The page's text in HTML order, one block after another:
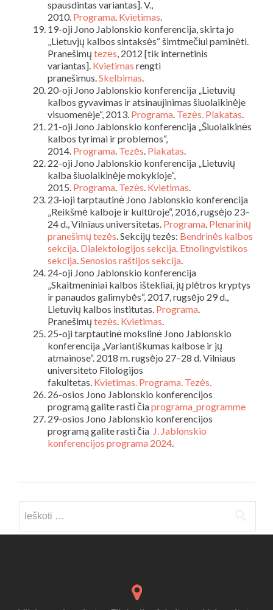
spausdintas variantas]. V.,
2010. Programa. Kvietimas.
19-oji Jono Jablonskio konferencija, skirta jo
„Lietuvjų kalbos sintaksės“ šimtmečiui paminėti.
Pranešimų tezės, 2012 [tik internetinis
variantas]. Kvietimas rengti
pranešimus.Skelbimas.
20-oji Jono Jablonskio konferencija „Lietuvių
kalbos gyvavimas ir atsinaujinimas šiuolaikinėje
visuomenėje“, 2013. Programa. Tezės. Plakatas.
21-oji Jono Jablonskio konferencija „Šiuolaikinės
kalbos tyrimai ir problemos“,
2014. Programa. Tezės. Plakatas.
22-oji Jono Jablonskio konferencija „Lietuvių
kalba šiuolaikinėje mokykloje“,
2015. Programa. Tezės. Kvietimas.
23-ioji tarptautinė Jono Jablonskio konferencija
„Reikšmė kalboje ir kultūroje“, 2016, rugsėjo 23–
24 d., Vilniaus universitetas. Programa. Plenarinių
pranešimų tezės. Sekcijų tezės: Bendrinės kalbos
sekcija. Dialektologijos sekcija. Etnolingvistikos
sekcija.Senosios raštijos sekcija.
24-oji Jono Jablonskio konferencija
„Skaitmeniniai kalbos ištekliai, jų plėtros kryptys
ir panaudos galimybės“, 2017, rugsėjo 29 d.,
Lietuvių kalbos institutas. Programa.
Pranešimų tezės. Kvietimas.
25-oji tarptautinė mokslinė Jono Jablonskio
konferencija „Variantiškumas kalbose ir jų
atmainose“. 2018 m. rugsėjo 27–28 d. Vilniaus
universiteto Filologijos
fakultetas. Kvietimas. Programa. Tezės.
26-osios Jono Jablonskio konferencijos
programą galite rasti čiaprograma_programme
29-osios Jono Jablonskio konferencijos
programą galite rasti čia J. Jablonskio
konferencijos programa 2024.